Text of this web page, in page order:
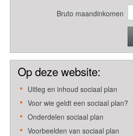
Bruto maandinkomen
Op deze website:
Uitleg en inhoud sociaal plan
Voor wie geldt een sociaal plan?
Onderdelen sociaal plan
Voorbeelden van sociaal plan